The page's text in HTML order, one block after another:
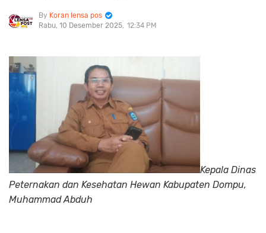
Koran lensa pos
Rabu, 10 Desember 2025 12:34 PM
Kepala Dinas
Peternakan dan Kesehatan Hewan Kabupaten Dompu,
Muhammad Abduh